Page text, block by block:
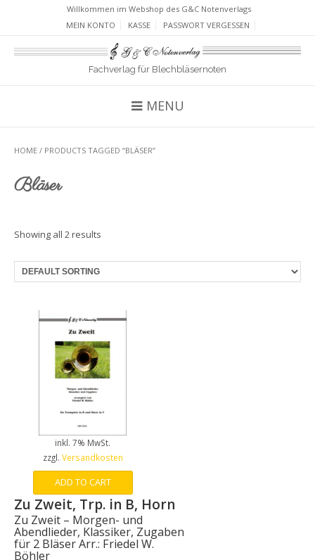
Willkommen im Webshop des G&C Notenverlags
MEIN KONTO
KASSE PASSWORT VERGESSEN
Fachverlag für Blechbläsernoten
MENU
HOME / PRODUCTS TAGGED “BLÄSER”
Bläser
Showing all 2 results
inkl. 7% MwSt.
zzgl. Versandkosten
ADD TO CART
Zu Zweit, Trp. in B, Horn
Zu Zweit – Morgen- und
Abendlieder, Klassiker, Zugaben
für 2 Bläser Arr.: Friedel W.
Böhler